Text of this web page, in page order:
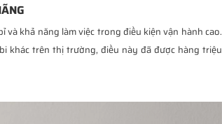
và khả năng làm việc trong điều kiện vận hành cao.
khác trên thị trường, điều này đã được hàng triệu